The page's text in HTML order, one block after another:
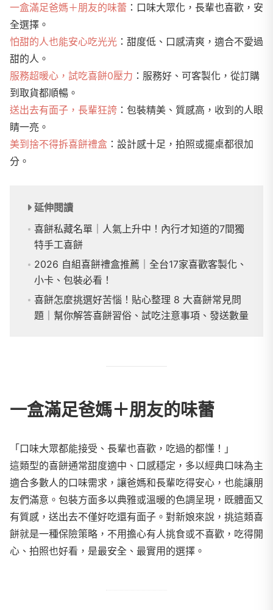
一盒滿足爸媽＋朋友的味蕾 ：口味大眾化，長輩也喜歡，安
全選擇。
怕甜的人也能安心吃光光 ：甜度低、口感清爽，適合不愛過
甜的人。
服務超暖心，試吃喜餅0壓力 ：服務好、可客製化，從訂購
到取貨都順暢。
送出去有面子，長輩狂誇 ：包裝精美、質感高，收到的人眼
睛一亮。
美到捨不得拆喜餅禮盒 ：設計感十足，拍照或擺桌都很加
分。
延伸閱讀
喜餅私藏名單｜人氣上升中！內行才知道的7間獨
特手工喜餅
2026 自組喜餅禮盒推薦｜全台17家喜歡客製化、
小卡、包裝必看！
喜餅怎麼挑選好苦惱！貼心整理 8 大喜餅常見問
題｜幫你解答喜餅習俗、試吃注意事項、發送數量
一盒滿足爸媽＋朋友的味蕾
「口味大眾都能接受、長輩也喜歡，吃過的都懂！」
這類型的喜餅通常甜度適中、口感穩定，多以經典口味為主
適合多數人的口味需求，讓爸媽和長輩吃得安心，也能讓朋
友們滿意。包裝方面多以典雅或溫暖的色調呈現，既體面又
有質感，送出去不僅好吃還有面子。對新娘來說，挑這類喜
餅就是一種保險策略，不用擔心有人挑食或不喜歡，吃得開
心、拍照也好看，是最安全、最實用的選擇。